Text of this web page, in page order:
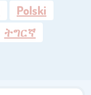
Polski
ትግርኛ